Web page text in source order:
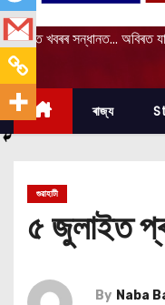
e
t
প্ৰকৃত খবৰৰ সন্ধানত... অবিৰত
ৰাজ্য
গুৱাহাটী
৫ জুলাইত
By Naba